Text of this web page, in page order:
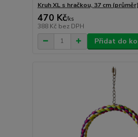
Kruh XL s hračkou, 37 cm (průměr)
470 Kč/ks
388 Kč bez DPH
Přidat do